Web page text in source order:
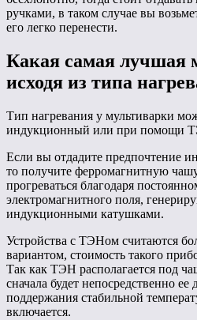
ручками, в таком случае вы
его легко перенести.
Какая самая лучшая
исходя из типа
Тип нагревания у мультиварки
индукционный или при помощи
Если вы отдадите предпочтение
то получите ферромагнитную
прогреваться благодаря
электромагнитного поля,
индукционными катушками.
Устройства с ТЭНом считаются
вариантом, стоимость такого
Так как ТЭН располагается под
сначала будет непосредственно
поддержания стабильной
включается.